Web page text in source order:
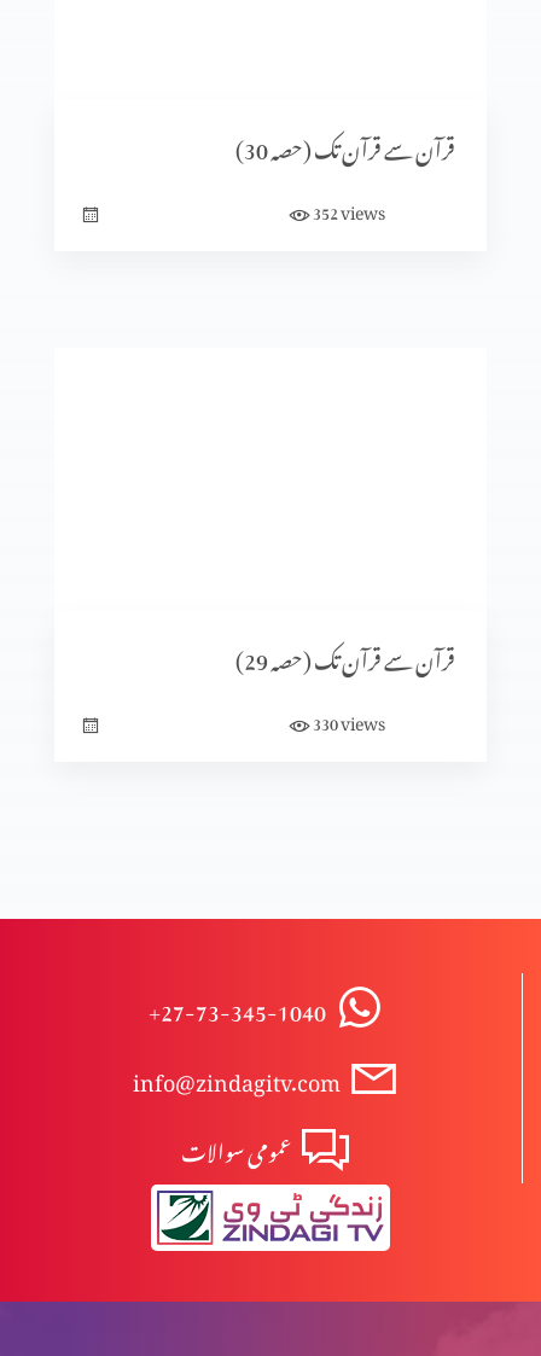
قرآن سے قرآن تک (حصہ10)
قرآن سے قرآن تک (حصہ 6)
مسلہ حلال اور حرام (حصہ 8)
مسلہ حلال اور حرام (حصہ 7)
مسلہ حلال اور حرام (حصہ 6)
قرآن سے قرآن تک (حصہ 30)
352views
قرآن سے قرآن تک (حصہ 29)
330views
+27-73-345-1040
info@zindagitv.com
عمومی سوالات